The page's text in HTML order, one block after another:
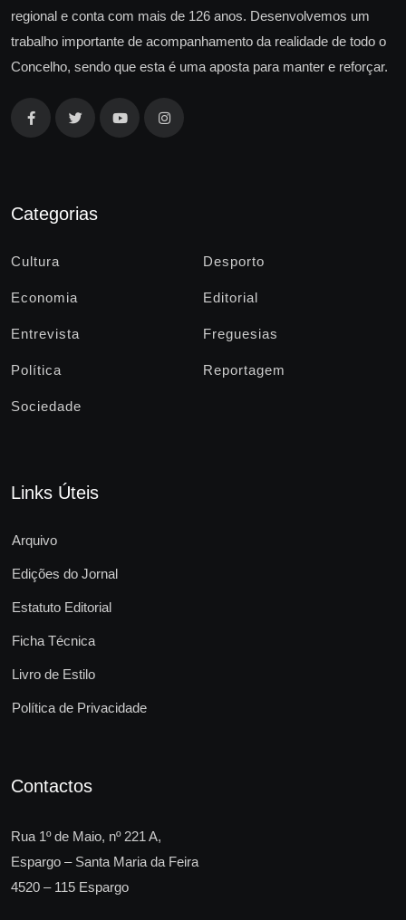
regional e conta com mais de 126 anos. Desenvolvemos um
trabalho importante de acompanhamento da realidade de todo o
Concelho, sendo que esta é uma aposta para manter e reforçar.
Categorias
Cultura Desporto
Economia Editorial
Entrevista Freguesias
Política Reportagem
Sociedade
Links Úteis
Arquivo
Edições do Jornal
Estatuto Editorial
Ficha Técnica
Livro de Estilo
Política de Privacidade
Contactos
Rua 1º de Maio, nº 221 A,
Espargo – Santa Maria da Feira
4520 – 115 Espargo